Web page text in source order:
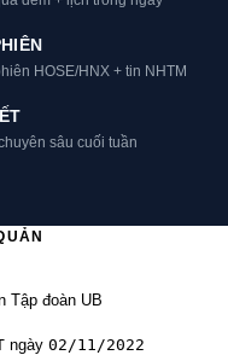
HOSE/HNX + tin NHTM
sâu cuối tuần
Tập đoàn UB
ngày 02/11/2022